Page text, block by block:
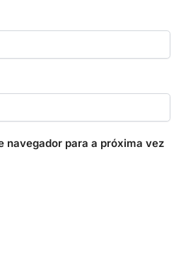
navegador para a próxima vez